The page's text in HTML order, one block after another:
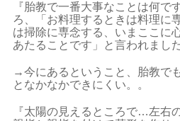
『胎教で一番大事なことは何で
ろ、「お料理するときは料理に
は掃除に専念する、いまここに
あたることです」と言われまし
→今にあるということ、胎教で
となかなかできにくい。。
『太陽の見えるところで…左右